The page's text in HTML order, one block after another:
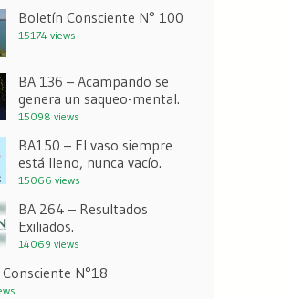
Boletín Consciente N° 100
15174 views
BA 136 – Acampando se
genera un saqueo-mental.
15098 views
BA150 – El vaso siempre
está lleno, nunca vacío.
15066 views
BA 264 – Resultados
Exiliados.
14069 views
N°18